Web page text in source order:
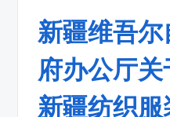
新疆维吾
府办公厅
新疆纺织